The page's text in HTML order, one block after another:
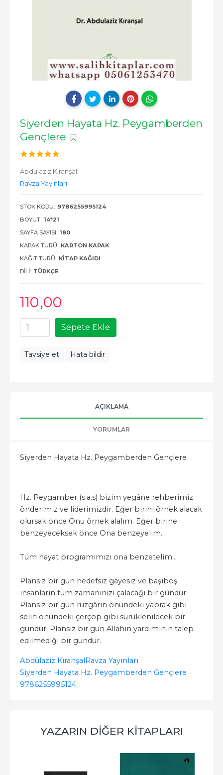
Siyerden Hayata Hz. Peygamberden
Gençlere
Abdülaziz Kıranşal
Ravza Yayınları
STOK KODU: 9786255995124
BOYUT: 14*21
SAYFA SAYISI: 180
KAPAK TÜRÜ: KARTON KAPAK
KAĞIT TÜRÜ: KITAP KAĞIDI
DILI: TÜRKÇE
110,00
Sepete Ekle
Tavsiye et Hata bildir
AÇIKLAMA
YORUMLAR
Siyerden Hayata Hz. Peygamberden Gençlere
Hz. Peygamber (s.a.s) bizim yegâne rehberimiz
önderimiz ve liderimizdir. Eğer birini örnek alacak
olursak önce Onu örnek alalım. Eğer birine
benzeyeceksek önce Ona benzeyelim.
Tüm hayat programımızı ona benzetelim...
Plansız bir gün hedefsiz gayesiz ve başıboş
insanların tüm zamanınızı çalacağı bir gündür.
Plansız bir gün rüzgârın önündeki yaprak gibi
selin önündeki çerçöp gibi sürüklenilecek bir
gündür. Plansız bir gün Allahın yardımının talep
edilmediği bir gündür.
Abdülaziz KıranşalRavza Yayınları
Siyerden Hayata Hz. Peygamberden Gençlere
9786255995124
YAZARIN DIĞER KITAPLARI